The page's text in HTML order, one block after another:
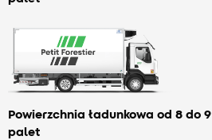
Powierzchnia ładunkowa od 8 do 9
palet